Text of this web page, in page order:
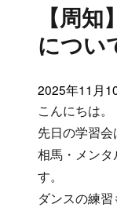
【周
につい
投
稿
日:
2025年11月
こんにちは。
先日の学習
相馬・メンタ
す。
ダンスの練習